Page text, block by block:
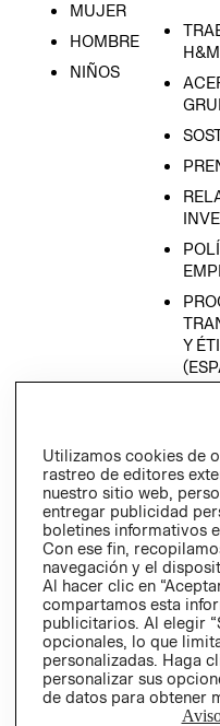
MUJER
HOMBRE
NIÑOS
H&M
Y
Colombia ($)
CAMBIAR REGIÓN
Utilizamos cookies de
rastreo de editores
nuestro sitio web,
entregar publicidad
boletines informativos
Con ese fin,
navegación y el
Al hacer clic en
compartamos esta
publicitarios. Al elegir
opcionales, lo que
personalizadas. Haga
personalizar sus
de datos para obtener